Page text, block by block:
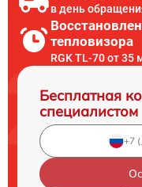
в день
тепловизора
RGK TL-70 от 35
Бесплатная
специалистом